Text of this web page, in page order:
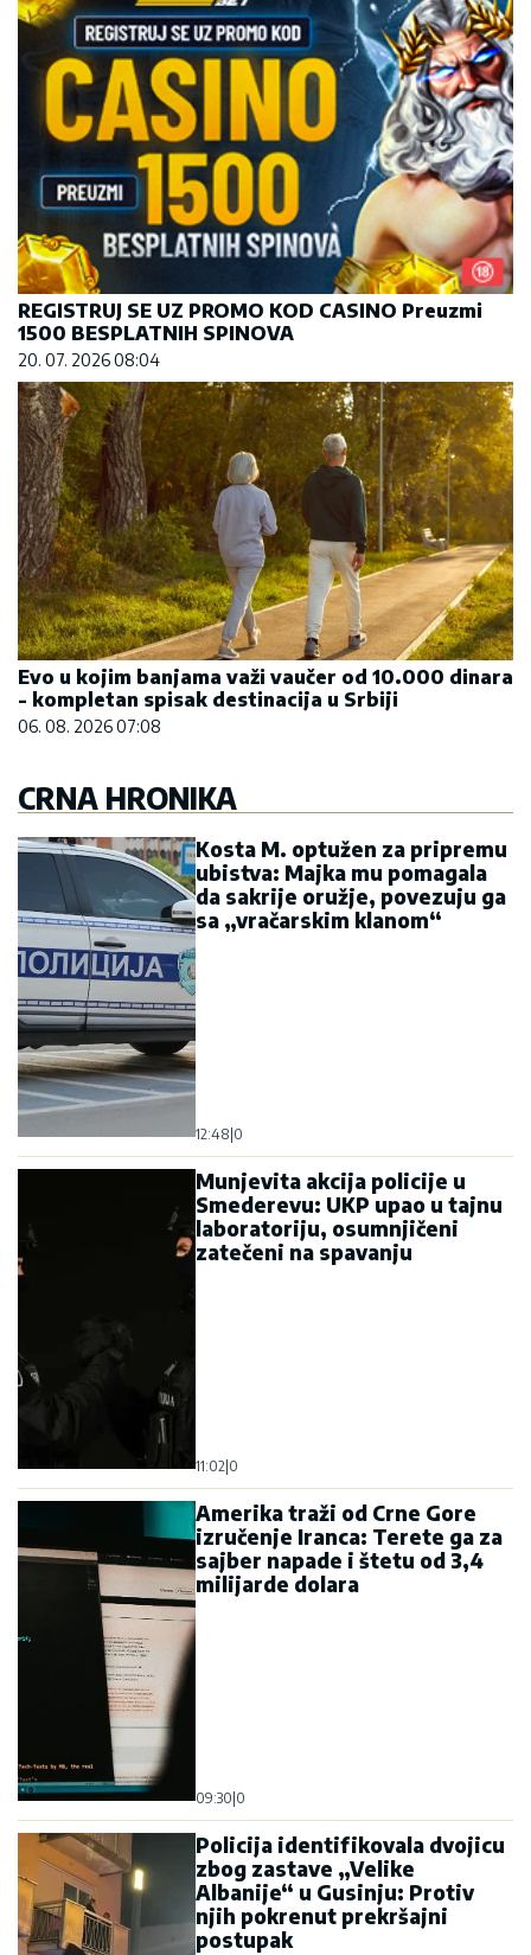
REGISTRUJ SE UZ PROMO KOD CASINO Preuzmi
1500 BESPLATNIH SPINOVA
20. 07. 2026 08:04
Evo u kojim banjama važi vaučer od 10.000 dinara
- kompletan spisak destinacija u Srbiji
06. 08. 2026 07:08
CRNA HRONIKA
Kosta M. optužen za pripremu
ubistva: Majka mu pomagala
da sakrije oružje, povezuju ga
sa „vračarskim klanom“
12:48 0
Munjevita akcija policije u
Smederevu: UKP upao u tajnu
laboratoriju, osumnjičeni
zatečeni na spavanju
11:02 0
Amerika traži od Crne Gore
izručenje Iranca: Terete ga za
sajber napade i štetu od 3,4
milijarde dolara
09:30 0
Policija identifikovala dvojicu
zbog zastave „Velike
Albanije“ u Gusinju: Protiv
njih pokrenut prekršajni
postupak